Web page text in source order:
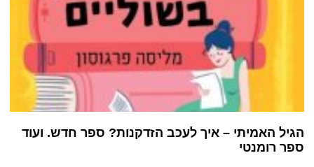
הגיל האמיתי – איך לעכב הזדקנות? ספר חדש. ועוד
ספר רומנטי